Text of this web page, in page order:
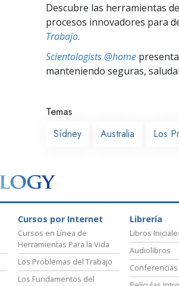
Descubre las herramientas
procesos innovadores para
Trabajo.
Scientologists @home
manteniendo seguras,
Temas
Sídney
Australia Los
Cursos por Internet
Cursos en Línea de
Herramientas Para la Vida
Los Problemas del Trabajo
Los Fundamentos del
Librería
Libros
Audiolibros